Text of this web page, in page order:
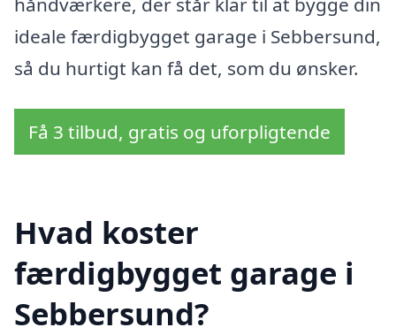
ideale færdigbygget garage i Sebbersund,
så du hurtigt kan få det, som du ønsker.
Få 3 tilbud, gratis og uforpligtende
Hvad koster
færdigbygget garage i
Sebbersund?